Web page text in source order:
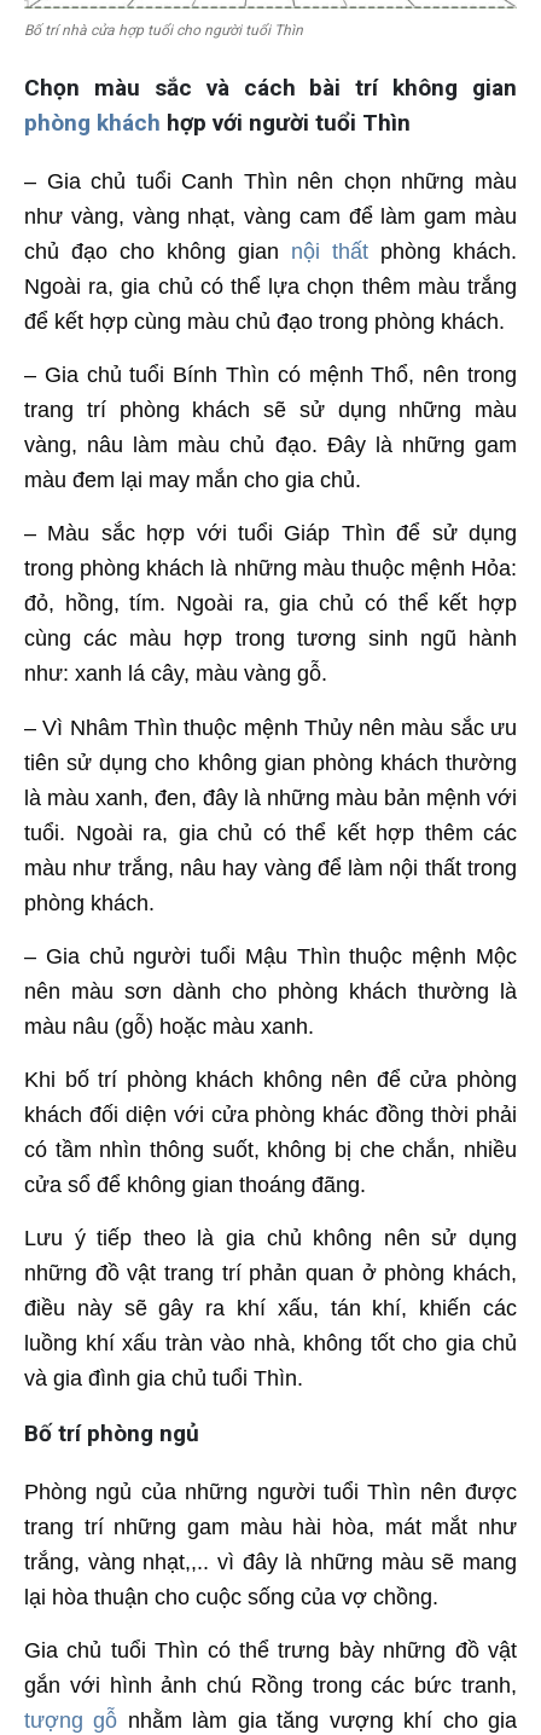
Bố trí nhà cửa hợp tuổi cho người tuổi Thìn
Chọn màu sắc và cách bài trí không gian
phòng khách hợp với người tuổi Thìn
– Gia chủ tuổi Canh Thìn nên chọn những màu
như vàng, vàng nhạt, vàng cam để làm gam màu
chủ đạo cho không gian nội thất phòng khách.
Ngoài ra, gia chủ có thể lựa chọn thêm màu trắng
để kết hợp cùng màu chủ đạo trong phòng khách.
– Gia chủ tuổi Bính Thìn có mệnh Thổ, nên trong
trang trí phòng khách sẽ sử dụng những màu
vàng, nâu làm màu chủ đạo. Đây là những gam
màu đem lại may mắn cho gia chủ.
– Màu sắc hợp với tuổi Giáp Thìn để sử dụng
trong phòng khách là những màu thuộc mệnh Hỏa:
đỏ, hồng, tím. Ngoài ra, gia chủ có thể kết hợp
cùng các màu hợp trong tương sinh ngũ hành
như: xanh lá cây, màu vàng gỗ.
– Vì Nhâm Thìn thuộc mệnh Thủy nên màu sắc ưu
tiên sử dụng cho không gian phòng khách thường
là màu xanh, đen, đây là những màu bản mệnh với
tuổi. Ngoài ra, gia chủ có thể kết hợp thêm các
màu như trắng, nâu hay vàng để làm nội thất trong
phòng khách.
– Gia chủ người tuổi Mậu Thìn thuộc mệnh Mộc
nên màu sơn dành cho phòng khách thường là
màu nâu (gỗ) hoặc màu xanh.
Khi bố trí phòng khách không nên để cửa phòng
khách đối diện với cửa phòng khác đồng thời phải
có tầm nhìn thông suốt, không bị che chắn, nhiều
cửa sổ để không gian thoáng đãng.
Lưu ý tiếp theo là gia chủ không nên sử dụng
những đồ vật trang trí phản quan ở phòng khách,
điều này sẽ gây ra khí xấu, tán khí, khiến các
luồng khí xấu tràn vào nhà, không tốt cho gia chủ
và gia đình gia chủ tuổi Thìn.
Bố trí phòng ngủ
Phòng ngủ của những người tuổi Thìn nên được
trang trí những gam màu hài hòa, mát mắt như
trắng, vàng nhạt,,.. vì đây là những màu sẽ mang
lại hòa thuận cho cuộc sống của vợ chồng.
Gia chủ tuổi Thìn có thể trưng bày những đồ vật
gắn với hình ảnh chú Rồng trong các bức tranh,
tượng gỗ nhằm làm gia tăng vượng khí cho gia